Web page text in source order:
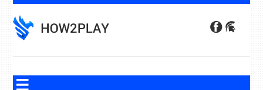
to
content